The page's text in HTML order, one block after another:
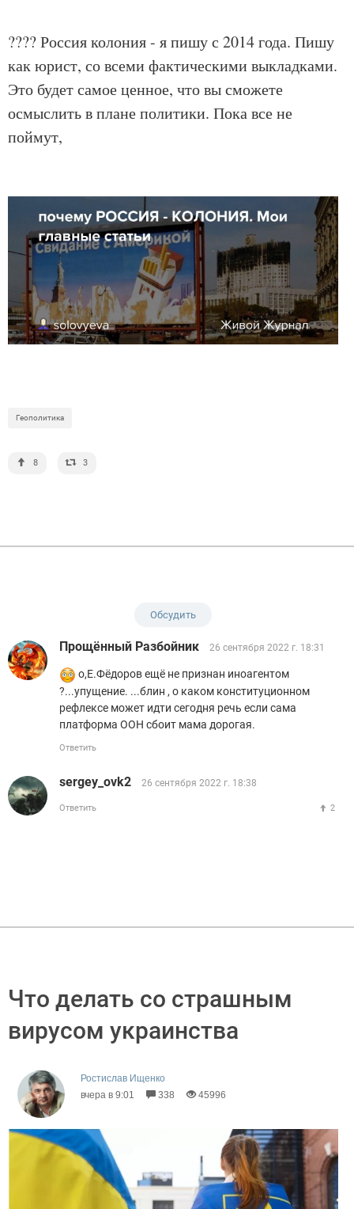
???? Россия колония - я пишу с 2014 года. Пишу
как юрист, со всеми фактическими выкладками.
Это будет самое ценное, что вы сможете
осмыслить в плане политики. Пока все не
поймут,
Геополитика
8 3
Обсудить
Прощённый Разбойник 26 сентября 2022 г. 18:31
о,Е.Фёдоров ещё не признан иноагентом
?...упущение. ...блин , о каком конституционном
рефлексе может идти сегодня речь если сама
платформа ООН сбоит мама дорогая.
Ответить
sergey_ovk2 26 сентября 2022 г. 18:38
Ответить 2
Что делать со страшным
вирусом украинства
Ростислав Ищенко
вчера в 9:01
338 45996